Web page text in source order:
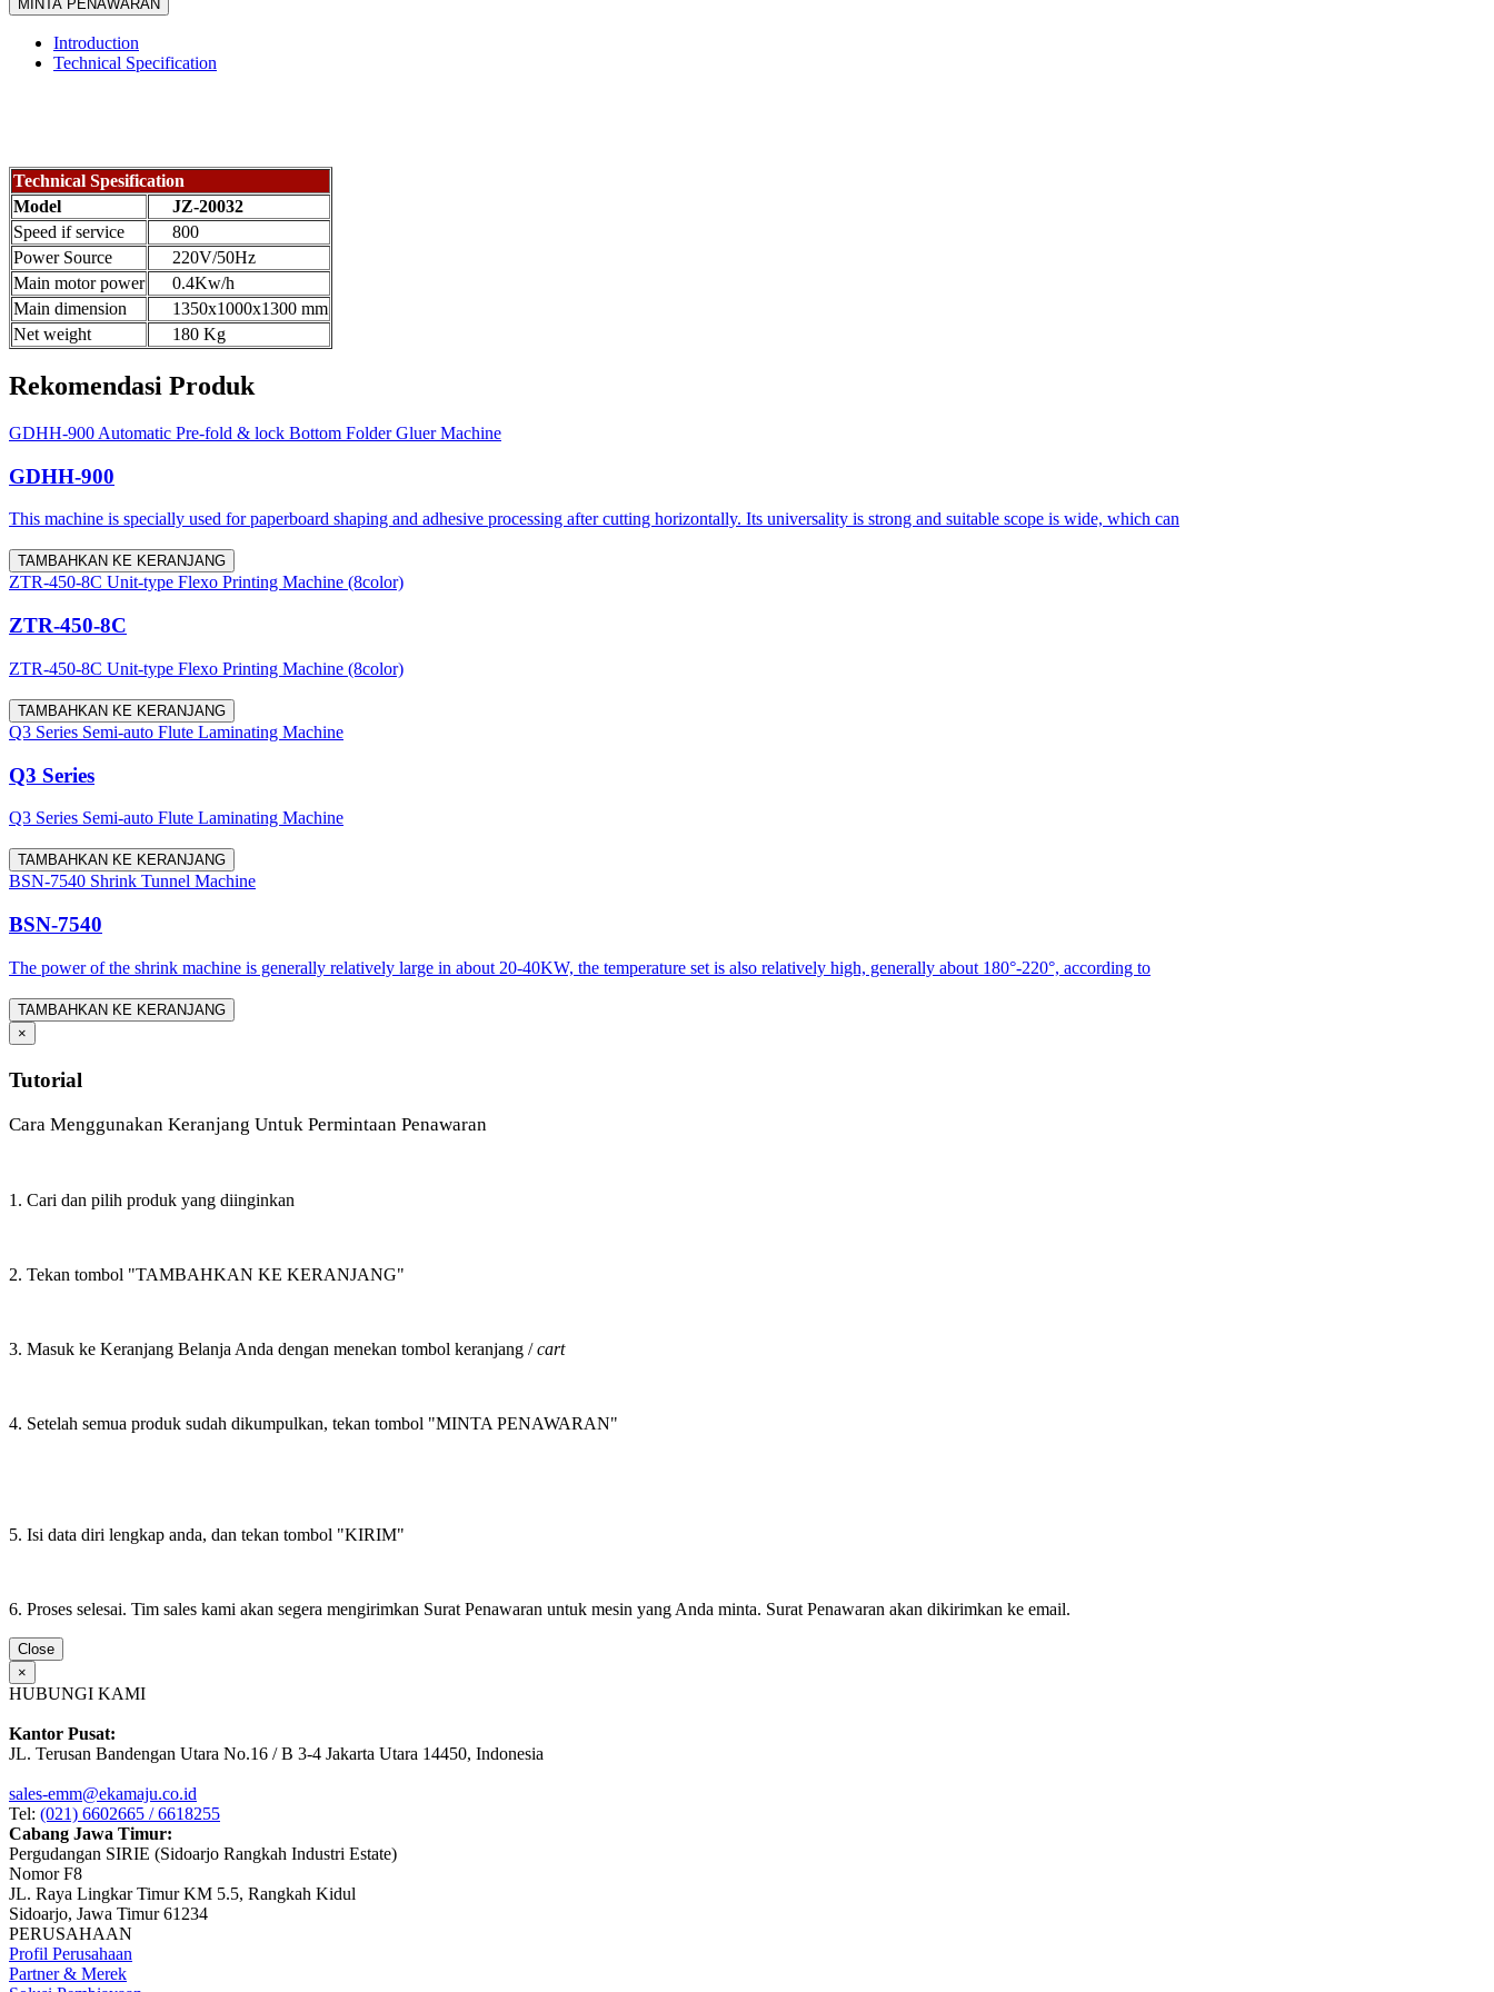
MINTA PENAWARAN
Introduction
Technical Specification
Technical Spesification
Model
JZ-20032
Speed if service
800
Power Source
220V/50Hz
Main motor power
0.4Kw/h
Main dimension
1350x1000x1300 mm
Net weight
180 Kg
Rekomendasi Produk
GDHH-900 Automatic Pre-fold & lock Bottom Folder Gluer Machine
GDHH-900
This machine is specially used for paperboard shaping and adhesive processing after cutting horizontally. Its universality is strong and suitable scope is wide, which can
TAMBAHKAN KE KERANJANG
ZTR-450-8C Unit-type Flexo Printing Machine (8color)
ZTR-450-8C
ZTR-450-8C Unit-type Flexo Printing Machine (8color)
TAMBAHKAN KE KERANJANG
Q3 Series Semi-auto Flute Laminating Machine
Q3 Series
Q3 Series Semi-auto Flute Laminating Machine
TAMBAHKAN KE KERANJANG
BSN-7540 Shrink Tunnel Machine
BSN-7540
The power of the shrink machine is generally relatively large in about 20-40KW, the temperature set is also relatively high, generally about 180°-220°, according to
TAMBAHKAN KE KERANJANG
×
Tutorial
Cara Menggunakan Keranjang Untuk Permintaan Penawaran
1. Cari dan pilih produk yang diinginkan
2. Tekan tombol "TAMBAHKAN KE KERANJANG"
3. Masuk ke Keranjang Belanja Anda dengan menekan tombol keranjang /cart
4. Setelah semua produk sudah dikumpulkan, tekan tombol "MINTA PENAWARAN"
5. Isi data diri lengkap anda, dan tekan tombol "KIRIM"
6. Proses selesai. Tim sales kami akan segera mengirimkan Surat Penawaran untuk mesin yang Anda minta. Surat Penawaran akan dikirimkan ke email.
Close
×
HUBUNGI KAMI
Kantor Pusat:
JL. Terusan Bandengan Utara No.16 / B 3-4 Jakarta Utara 14450, Indonesia
sales-emm@ekamaju.co.id
Tel: (021) 6602665 / 6618255
Cabang Jawa Timur:
Pergudangan SIRIE (Sidoarjo Rangkah Industri Estate)
Nomor F8
JL. Raya Lingkar Timur KM 5.5, Rangkah Kidul
Sidoarjo, Jawa Timur 61234
PERUSAHAAN
Profil Perusahaan
Partner & Merek